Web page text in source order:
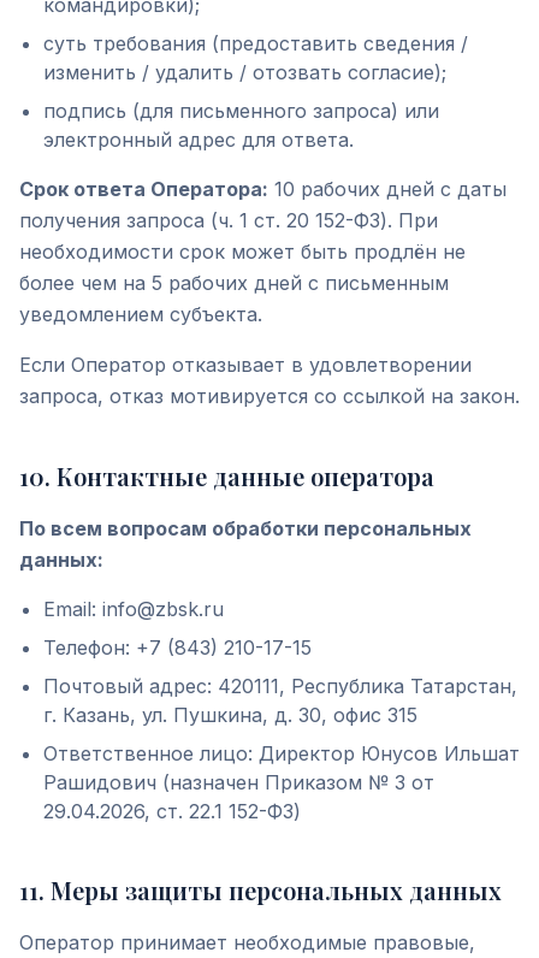
командировки);
суть требования (предоставить сведения /
изменить / удалить / отозвать согласие);
подпись (для письменного запроса) или
электронный адрес для ответа.
Срок ответа Оператора: 10 рабочих дней с даты
получения запроса (ч. 1 ст. 20 152-ФЗ). При
необходимости срок может быть продлён не
более чем на 5 рабочих дней с письменным
уведомлением субъекта.
Если Оператор отказывает в удовлетворении
запроса, отказ мотивируется со ссылкой на закон.
10. Контактные данные оператора
По всем вопросам обработки персональных
данных:
Email: info@zbsk.ru
Телефон: +7 (843) 210-17-15
Почтовый адрес: 420111, Республика Татарстан,
г. Казань, ул. Пушкина, д. 30, офис 315
Ответственное лицо: Директор Юнусов Ильшат
Рашидович (назначен Приказом № 3 от
29.04.2026, ст. 22.1 152-ФЗ)
11. Меры защиты персональных данных
Оператор принимает необходимые правовые,